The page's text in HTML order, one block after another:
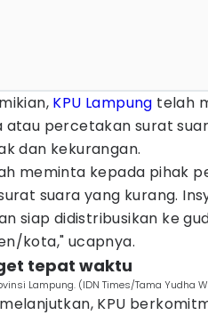
KPU Lampung telah
atau percetakan surat
dan kekurangan.
meminta kepada pihak
suara yang kurang.
siap didistribusikan ke
kota," ucapnya.
tepat waktu
Lampung. (IDN Times/Tama Yudha
KPU